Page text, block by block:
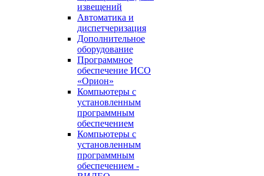
извещений
Автоматика и
диспетчеризация
Дополнительное
оборудование
Программное
обеспечение ИСО
«Орион»
Компьютеры с
установленным
программным
обеспечением
Компьютеры с
установленным
программным
обеспечением -